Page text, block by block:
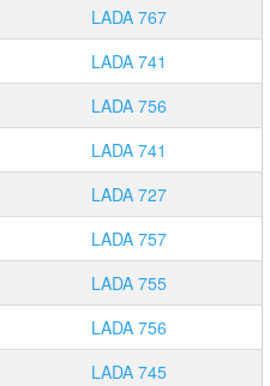
LADA 767
LADA 741
LADA 756
LADA 741
LADA 727
LADA 757
LADA 755
LADA 756
LADA 745